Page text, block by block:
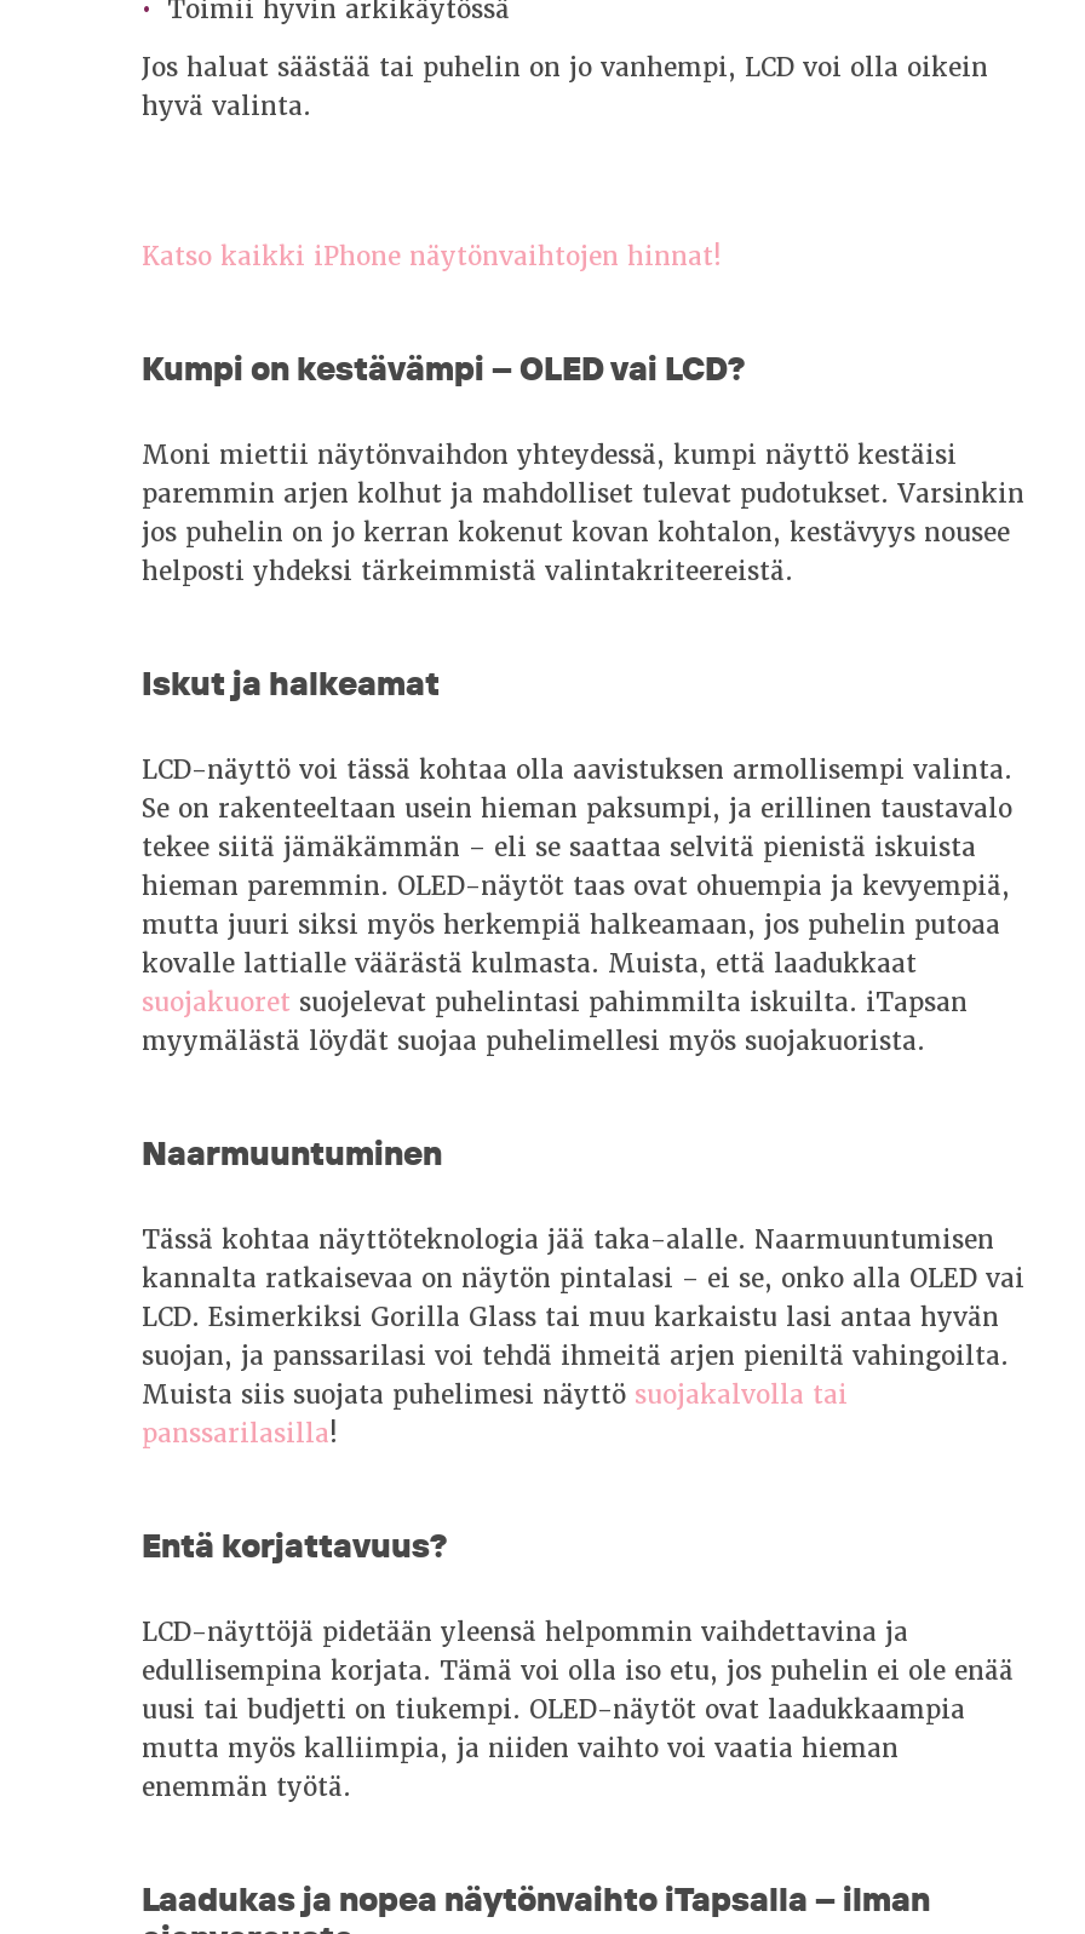
Toimii hyvin arkikäytössä
Jos haluat säästää tai puhelin on jo vanhempi, LCD voi olla oikein
hyvä valinta.
Katso kaikki iPhone näytönvaihtojen hinnat!
Kumpi on kestävämpi – OLED vai LCD?
Moni miettii näytönvaihdon yhteydessä, kumpi näyttö kestäisi
paremmin arjen kolhut ja mahdolliset tulevat pudotukset. Varsinkin
jos puhelin on jo kerran kokenut kovan kohtalon, kestävyys nousee
helposti yhdeksi tärkeimmistä valintakriteereistä.
Iskut ja halkeamat
LCD-näyttö voi tässä kohtaa olla aavistuksen armollisempi valinta.
Se on rakenteeltaan usein hieman paksumpi, ja erillinen taustavalo
tekee siitä jämäkämmän – eli se saattaa selvitä pienistä iskuista
hieman paremmin. OLED-näytöt taas ovat ohuempia ja kevyempiä,
mutta juuri siksi myös herkempiä halkeamaan, jos puhelin putoaa
kovalle lattialle väärästä kulmasta. Muista, että laadukkaat
suojakuoret suojelevat puhelintasi pahimmilta iskuilta. iTapsan
myymälästä löydät suojaa puhelimellesi myös suojakuorista.
Naarmuuntuminen
Tässä kohtaa näyttöteknologia jää taka-alalle. Naarmuuntumisen
kannalta ratkaisevaa on näytön pintalasi – ei se, onko alla OLED vai
LCD. Esimerkiksi Gorilla Glass tai muu karkaistu lasi antaa hyvän
suojan, ja panssarilasi voi tehdä ihmeitä arjen pieniltä vahingoilta.
Muista siis suojata puhelimesi näyttö suojakalvolla tai
panssarilasilla!
Entä korjattavuus?
LCD-näyttöjä pidetään yleensä helpommin vaihdettavina ja
edullisempina korjata. Tämä voi olla iso etu, jos puhelin ei ole enää
uusi tai budjetti on tiukempi. OLED-näytöt ovat laadukkaampia
mutta myös kalliimpia, ja niiden vaihto voi vaatia hieman
enemmän työtä.
Laadukas ja nopea näytönvaihto iTapsalla – ilman